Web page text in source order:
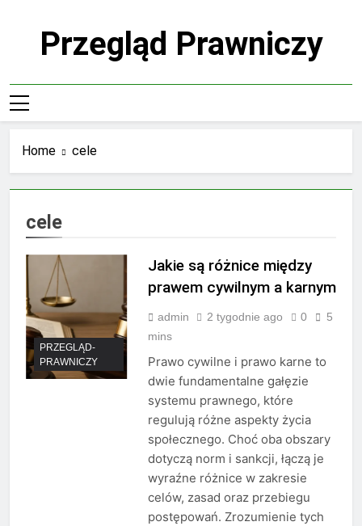
Przegląd Prawniczy
Home cele
cele
PRZEGLĄD-
PRAWNICZY
Jakie są różnice między
prawem cywilnym a karnym
admin 2 tygodnie ago 0
5
mins
Prawo cywilne i prawo karne to
dwie fundamentalne gałęzie
systemu prawnego, które
regulują różne aspekty życia
społecznego. Choć oba obszary
dotyczą norm i sankcji, łączą je
wyraźne różnice w zakresie
celów, zasad oraz przebiegu
postępowań. Zrozumienie tych